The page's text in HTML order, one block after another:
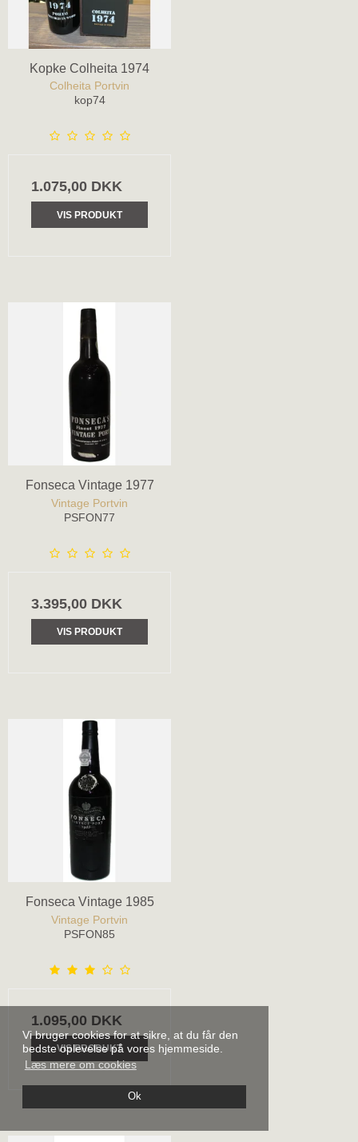
Vi bruger cookies for at sikre, at du får den
bedste oplevelse på vores hjemmeside.
Læs mere om cookies
Ok
Kopke Colheita 1974
Colheita Portvin
kop74
1.075,00 DKK
VIS PRODUKT
Fonseca Vintage 1977
Vintage Portvin
PSFON77
3.395,00 DKK
VIS PRODUKT
Fonseca Vintage 1985
Vintage Portvin
PSFON85
1.095,00 DKK
VIS PRODUKT